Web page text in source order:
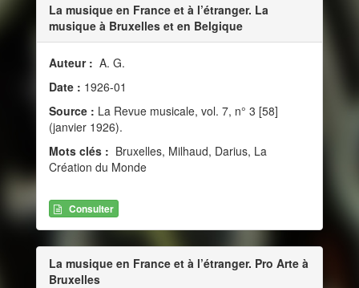
La musique en France et à l’étranger. La
musique à Bruxelles et en Belgique
Auteur : A. G.
Date : 1926-01
Source : La Revue musicale, vol. 7, n° 3 [58]
(janvier 1926).
Mots clés : Bruxelles, Milhaud, Darius, La
Création du Monde
Consulter
La musique en France et à l’étranger. Pro Arte à
Bruxelles